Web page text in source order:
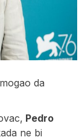
da
Pedro
ne bi